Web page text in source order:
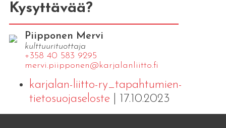
Kysyttävää?
Piipponen Mervi
kulttuurituottaja
+358 40 583 9295
mervi.​piipponen@​kar​jala​nlii​tto.​fi
karjalan-liitto-ry_tapahtumien-
tietosuojaseloste| 17.10.2023